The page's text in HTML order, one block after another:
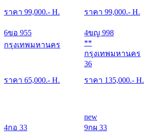
ราคา 99,000.- H. ราคา 99,000.- H.
6ขอ 955
กรุงเทพมหานคร
ราคา 65,000.- H.
4ขญ 998
**
กรุงเทพมหานคร
36
ราคา 135,000.- H.
4กอ 33
new
9กผ 33